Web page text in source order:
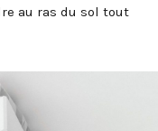
au ras du sol tout